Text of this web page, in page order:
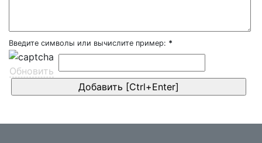
Введите символы или вычислите пример: *
Обновить